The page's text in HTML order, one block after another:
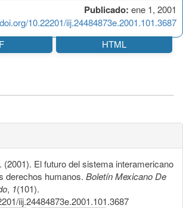
Publicado: ene 1, 2001
10.22201/iij.24484873e.2001.101.3687
HTML
El futuro del sistema interamericano
derechos humanos. Boletín Mexicano De
, 1(101).
iij.24484873e.2001.101.3687